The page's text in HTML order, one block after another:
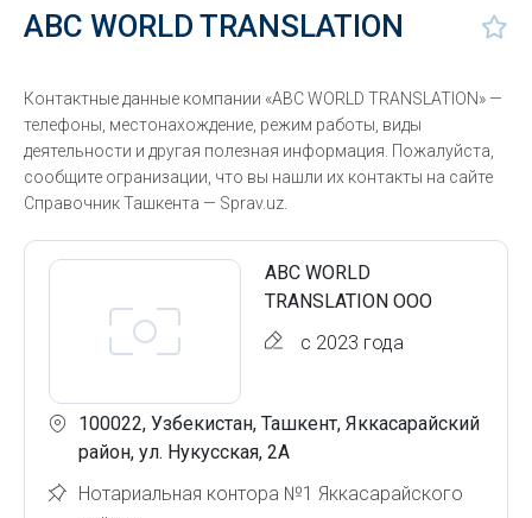
ABC WORLD TRANSLATION
Контактные данные компании «ABC WORLD TRANSLATION» —
телефоны, местонахождение, режим работы, виды
деятельности и другая полезная информация. Пожалуйста,
сообщите огранизации, что вы нашли их контакты на сайте
Справочник Ташкента — Sprav.uz.
ABC WORLD
TRANSLATION ООО
с 2023 года
100022, Узбекистан, Ташкент, Яккасарайский
район, ул. Нукусская, 2A
Нотариальная контора №1 Яккасарайского